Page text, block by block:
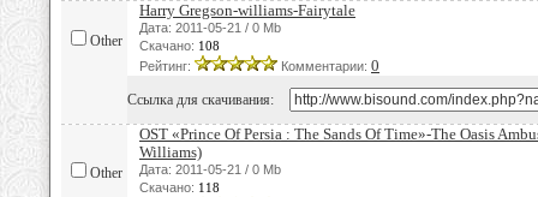
Other
Harry Gregson-williams-Fairytale
Дата: 2011-05-21 / 0 Mb
Скачано: 108
Рейтинг:
Комментарии: 0
Ссылка для скачивания:
Other
OST «Prince Of Persia : The Sands Of Time»-The Oasis
Williams)
Дата: 2011-05-21 / 0 Mb
Скачано: 118